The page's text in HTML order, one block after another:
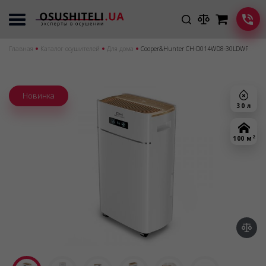
Главная Каталог осушителей Для дома Cooper&Hunter CH-D014WD8-30LDWF
30 л
100 м 2
Новинка